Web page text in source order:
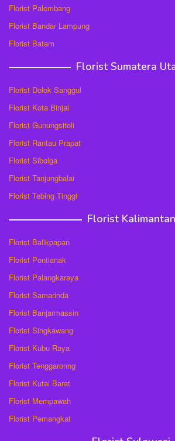
Florist Palembang
Florist Bandar Lampung
Florist Batam
Florist Sumatera
Florist Dolok Sanggul
Florist Kota Binjai
Florist Gunungsitoli
Florist Rantau Prapat
Florist Sibolga
Florist Tanjungbalai
Florist Tebing Tinggi
Florist Kalimantan
Florist Balikpapan
Florist Pontianak
Florist Palangkaraya
Florist Samarinda
Florist Banjarmassin
Florist Singkawang
Florist Kubu Raya
Florist Tenggaronng
Florist Kutai Barat
Florist Mempawah
Florist Pemangkat